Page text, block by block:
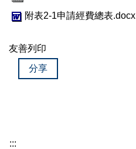
附表2-1申請經費總表.docx
友善列印
分享
:::